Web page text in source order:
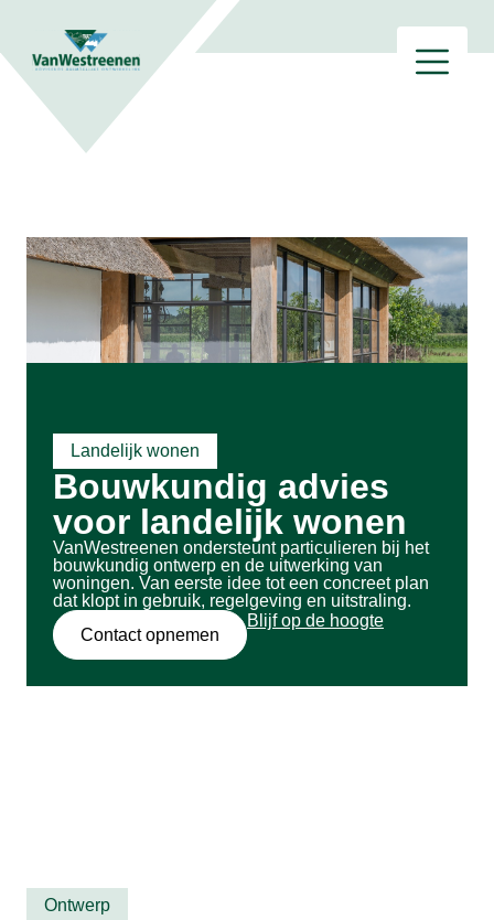
Landelijk wonen
Bouwkundig advies
voor landelijk wonen
VanWestreenen ondersteunt particulieren bij het
bouwkundig ontwerp en de uitwerking van
woningen. Van eerste idee tot een concreet plan
dat klopt in gebruik, regelgeving en uitstraling.
Contact opnemen
Blijf op de hoogte
Ontwerp